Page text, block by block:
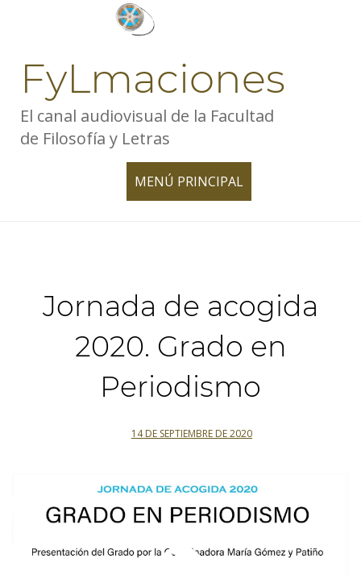
FyLmaciones
El canal audiovisual de la Facultad
de Filosofía y Letras
MENÚ PRINCIPAL
TOGGLE
Jornada de acogida
2020. Grado en
Periodismo
14 DE SEPTIEMBRE DE 2020